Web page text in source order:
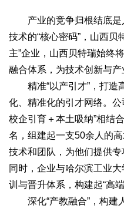
Bo
ar
产业的竞争归根结底是人
技术的“核心密码”，山西
主”企业，山西贝特瑞始终
融合体系，为技术创新与产
精准“以产引才”，打造高
化、精准化的引才网络。
校企引育＋本土吸纳”相结
名，组建起一支50余人的
技术和团队，为他们提供
同时，企业与哈尔滨工业
训与晋升体系，构建起“高
深化“产教融合”，构建人